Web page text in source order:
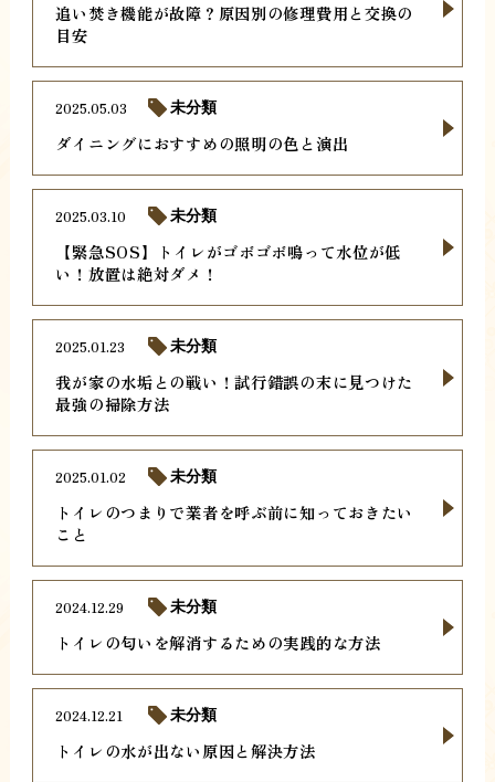
追い焚き機能が故障？原因別の修理費用と交換の
目安
ダイニングにおすすめの照明の色と演出
2025.05.03 未分類
【緊急SOS】トイレがゴボゴボ鳴って水位が低
い！放置は絶対ダメ！
2025.03.10 未分類
我が家の水垢との戦い！試行錯誤の末に見つけた
最強の掃除方法
2025.01.23 未分類
トイレのつまりで業者を呼ぶ前に知っておきたい
こと
2025.01.02 未分類
トイレの匂いを解消するための実践的な方法
2024.12.29 未分類
トイレの水が出ない原因と解決方法
2024.12.21 未分類